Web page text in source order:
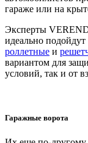
гараже или на
Эксперты VEREND
идеально
роллетные и
вариантом для
условий, так и от
Гаражные ворота